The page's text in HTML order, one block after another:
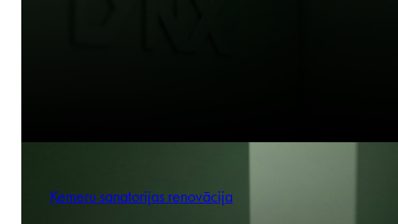
Ķemeru sanatorijas renovācija